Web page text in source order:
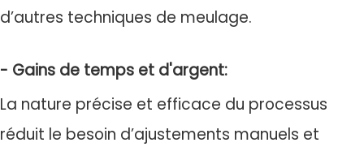
d’autres techniques de meulage.
- Gains de temps et d'argent:
La nature précise et efficace du processus
réduit le besoin d’ajustements manuels et